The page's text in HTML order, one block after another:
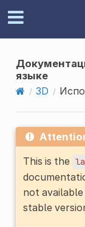
языке
3D
This is the
not
stable